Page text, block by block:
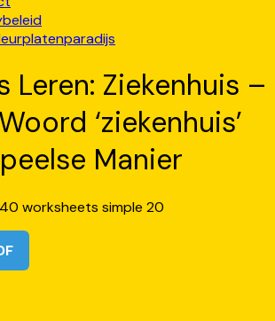
Leren: Ziekenhuis –
‘ziekenhuis’
Manier